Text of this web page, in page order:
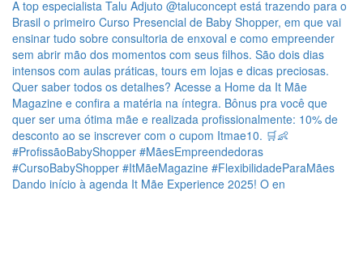
Dando início à agenda It Mãe Experience 2025! O en